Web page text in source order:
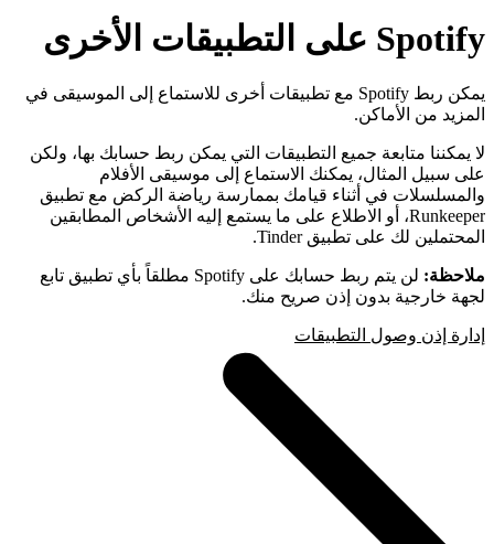
Spotify على التطبيقات الأخرى
يمكن ربط Spotify مع تطبيقات أخرى للاستماع إلى الموسيقى في
المزيد من الأماكن.
لا يمكننا متابعة جميع التطبيقات التي يمكن ربط حسابك بها، ولكن
على سبيل المثال، يمكنك الاستماع إلى موسيقى الأفلام
والمسلسلات في أثناء قيامك بممارسة رياضة الركض مع تطبيق
Runkeeper، أو الاطلاع على ما يستمع إليه الأشخاص المطابقين
المحتملين لك على تطبيق Tinder.
ملاحظة:
لن يتم ربط حسابك على Spotify مطلقاً بأي تطبيق تابع
لجهة خارجية بدون إذن صريح منك.
إدارة إذن وصول التطبيقات